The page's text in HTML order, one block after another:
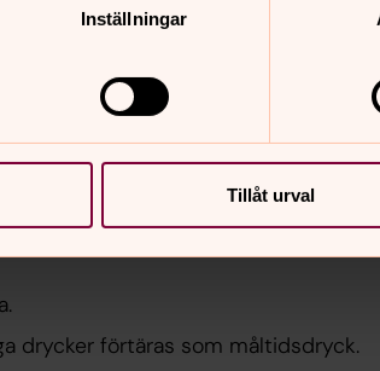
Inställningar
Tillåt urval
inte är blockerade. Se till att
om brandskydd).
iordningställande och
Övriga sopor ansvarar
ska lämnas i samma
drycker förtäras som måltidsdryck.